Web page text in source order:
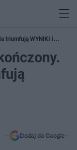
triumfują WYNIKI i
Dodaj do Google